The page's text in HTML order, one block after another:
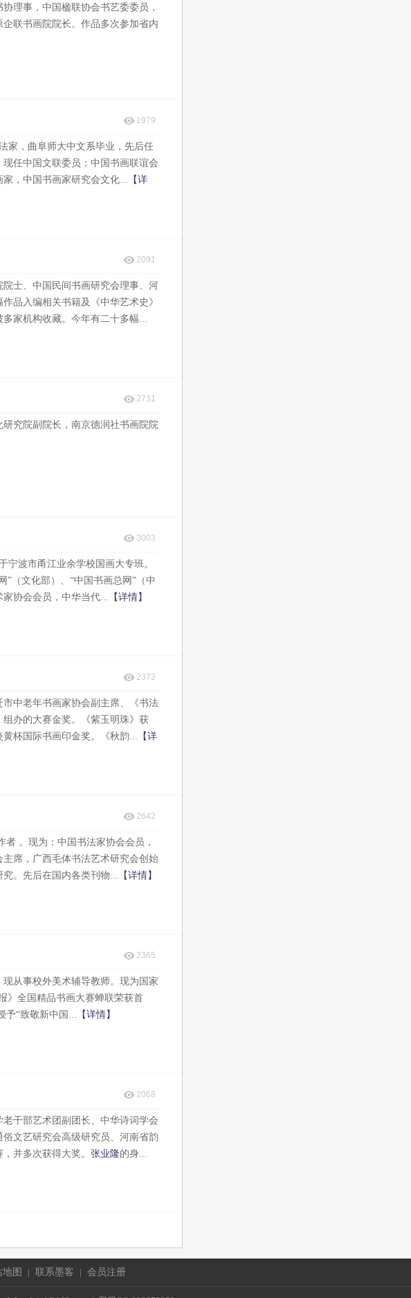
理事，中国楹联协会书艺委委员，
联书画院院长。作品多次参加省内
1979
家，曲阜师大中文系毕业，先后任
任中国文联委员；中国书画联谊会
，中国书画家研究会文化... 【详
2091
士、中国民间书画研究会理事、河
品入编相关书籍及《中华艺术史》
家机构收藏。今年有二十多幅...
2731
究院副院长，南京德润社书画院院
3003
宁波市甬江业余学校国画大专班。
（文化部）、“中国书画总网”（中
协会会员，中华当代... 【详情】
2372
市中老年书画家协会副主席、《书法
办的大赛金奖。《紫玉明珠》获
杯国际书画印金奖。《秋韵... 【详
2642
。现为：中国书法家协会会员，
席，广西毛体书法艺术研究会创始
。先后在国内各类刊物... 【详情】
2365
从事校外美术辅导教师。现为国家
》全国精品书画大赛蝉联荣获首
予“致敬新中国... 【详情】
2068
干部艺术团副团长、中华诗词学会
文艺研究会高级研究员、河南省韵
并多次获得大奖。 张业隆的身...
地图 | 联系墨客 | 会员注册